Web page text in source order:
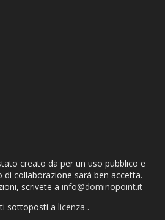
creato da per un uso pubblico e
di collaborazione sarà ben accetta.
scrivete a info@dominopoint.it
sottoposti a licenza .